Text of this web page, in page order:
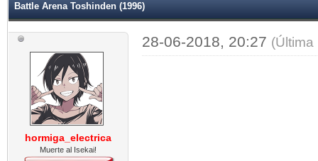
Battle Arena Toshinden (1996)
hormiga_electrica
Muerte al Isekai!
28-06-2018, 20:27